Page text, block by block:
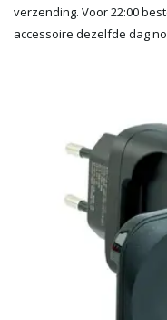
verzending. Voor 22:00
accessoire dezelfde dag